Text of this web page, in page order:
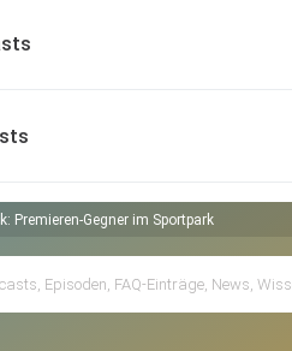
Premieren-Gegner im Sportpark